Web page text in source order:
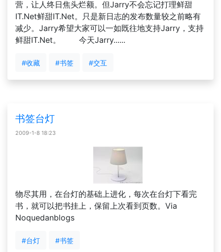
营，让人终日焦头烂额。但Jarry不会忘记打理鲜甜
IT.Net鲜甜IT.Net。只是新日志的发布数量较之前略有
减少。Jarry希望大家可以一如既往地支持Jarry，支持
鲜甜IT.Net。 今天Jarry......
#收藏 #书签 #交互
书签台灯
2009-1-8 18:23
物尽其用，在台灯的基础上进化，每次在台灯下看完
书，就可以把书挂上，保留上次看到页数。Via
Noquedanblogs
#台灯 #书签